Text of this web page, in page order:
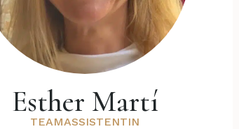
Esther Martí
TEAMASSISTENTIN